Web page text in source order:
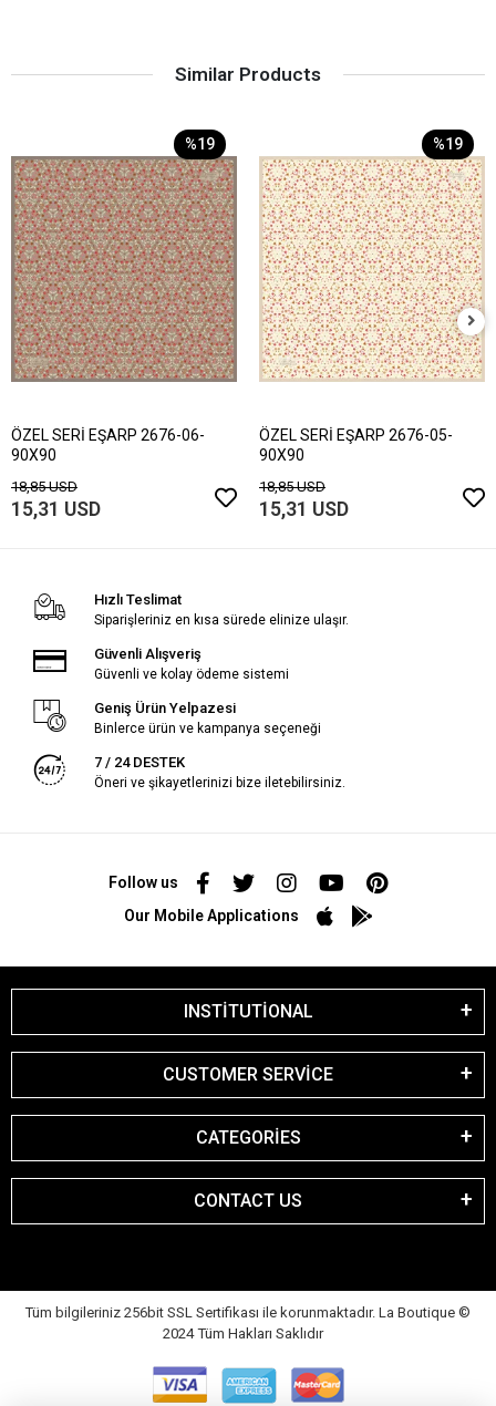
Similar Products
%19
ÖZEL SERİ EŞARP 2676-06-
90X90
18,85 USD
15,31 USD
%19
ÖZEL SERİ EŞARP 2676-05-
90X90
18,85 USD
15,31 USD
Hızlı Teslimat
Siparişleriniz en kısa sürede elinize ulaşır.
Güvenli Alışveriş
Güvenli ve kolay ödeme sistemi
Geniş Ürün Yelpazesi
Binlerce ürün ve kampanya seçeneği
7 / 24 DESTEK
Öneri ve şikayetlerinizi bize iletebilirsiniz.
Follow us
Our Mobile Applications
INSTİTUTİONAL
CUSTOMER SERVİCE
CATEGORİES
CONTACT US
Tüm bilgileriniz 256bit SSL Sertifikası ile korunmaktadır. La Boutique ©
2024 Tüm Hakları Saklıdır